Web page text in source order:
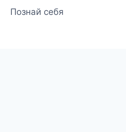
Познай себя